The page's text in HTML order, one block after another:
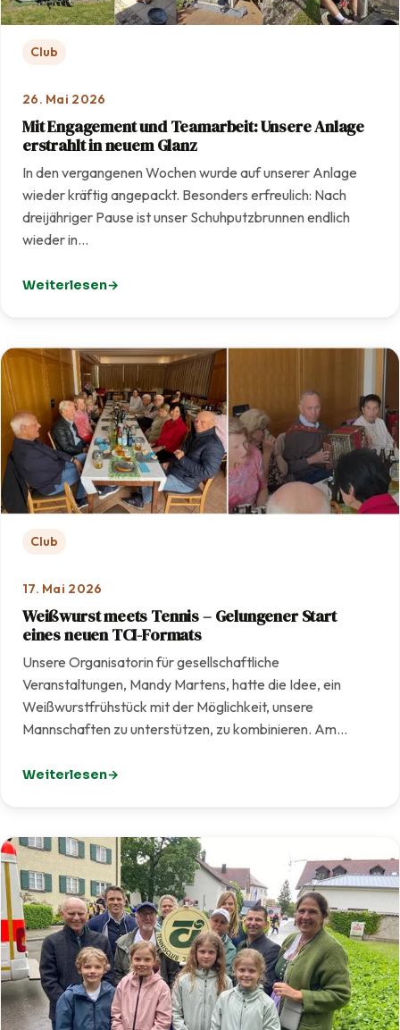
Club
26. Mai 2026
Mit Engagement und Teamarbeit: Unsere Anlage
erstrahlt in neuem Glanz
In den vergangenen Wochen wurde auf unserer Anlage
wieder kräftig angepackt. Besonders erfreulich: Nach
dreijähriger Pause ist unser Schuhputzbrunnen endlich
wieder in…
Weiterlesen
: Mit Engagement und Teamarbeit: Unsere Anlage
Club
17. Mai 2026
Weißwurst meets Tennis – Gelungener Start
eines neuen TCI-Formats
Unsere Organisatorin für gesellschaftliche
Veranstaltungen, Mandy Martens, hatte die Idee, ein
Weißwurstfrühstück mit der Möglichkeit, unsere
Mannschaften zu unterstützen, zu kombinieren. Am…
Weiterlesen
: Weißwurst meets Tennis – Gelungener Start eines